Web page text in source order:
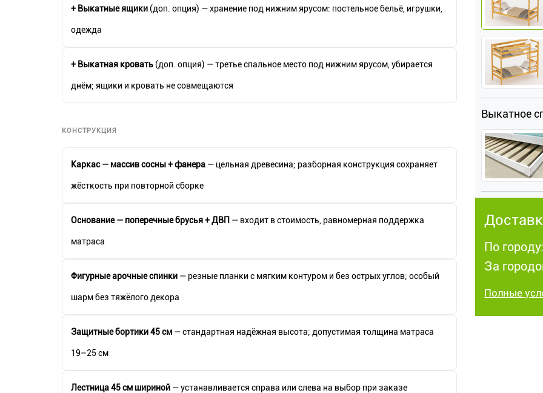
+ Выкатные ящики (доп. опция) — хранение под нижним ярусом: постельное бельё, игрушки,
одежда
+ Выкатная кровать (доп. опция) — третье спальное место под нижним ярусом, убирается
днём; ящики и кровать не совмещаются
КОНСТРУКЦИЯ
Каркас — массив сосны + фанера — цельная древесина; разборная конструкция сохраняет
жёсткость при повторной сборке
Основание — поперечные брусья + ДВП — входит в стоимость, равномерная поддержка
матраса
Фигурные арочные спинки — резные планки с мягким контуром и без острых углов; особый
шарм без тяжёлого декора
Защитные бортики 45 см — стандартная надёжная высота; допустимая толщина матраса
19–25 см
Лестница 45 см шириной — устанавливается справа или слева на выбор при заказе
Выкатное
По
За
Полные